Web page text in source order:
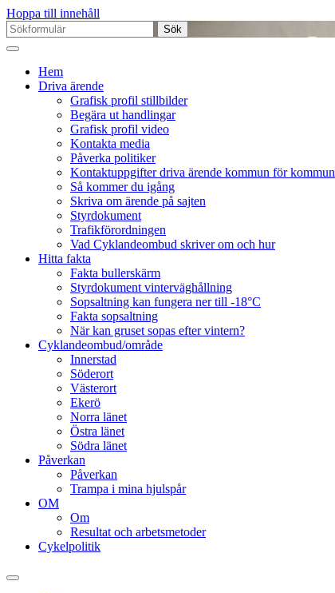
Hoppa till innehåll
Sök
efter:
Hem
Driva ärende
Grafisk profil stillbilder
Begära ut handlingar
Grafisk profil video
Kontakta media
Påverka politiker
Kontaktuppgifter driva ärende kommun för kommun
Så kommer du igång
Skriva om ärende på sajten
Styrdokument
Trafikförordningen
Vad Cyklandeombud skriver om och hur
Hitta fakta
Fakta bullerskärm
Styrdokument vinterväghållning
Sopsaltning kan fungera ner till -18°C
Fakta sopsaltning
När kan gruset sopas efter vintern?
Cyklandeombud/område
Innerstad
Söderort
Västerort
Ekerö
Norra länet
Östra länet
Södra länet
Påverkan
Påverkan
Trampa i mina hjulspår
OM
Om
Resultat och arbetsmetoder
Cykelpolitik
Slå